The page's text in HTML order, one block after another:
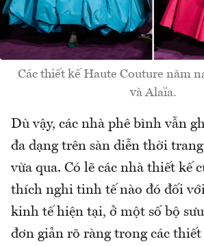
Các thiết kế Haute Couture năm
và Alaïa.
Dù vậy, các nhà phê bình vẫn
đa dạng trên sàn diễn thời
vừa qua. Có lẽ các nhà thiết kế
thích nghi tinh tế nào đó đối
kinh tế hiện tại, ở một số bộ
đơn giản rõ ràng trong các thiết